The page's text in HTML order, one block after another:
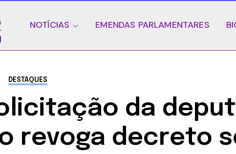
NOTÍCIAS EMENDAS PARLAMENTARES
DESTAQUES
da
revoga decreto